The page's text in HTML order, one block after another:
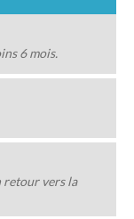
6 mois.
retour vers la